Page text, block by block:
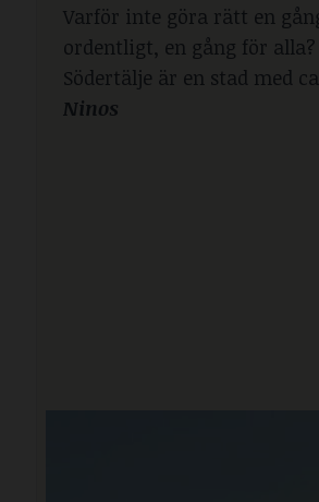
Varför inte göra rätt en
ordentligt, en gång för alla?
Södertälje är en stad med
Ninos